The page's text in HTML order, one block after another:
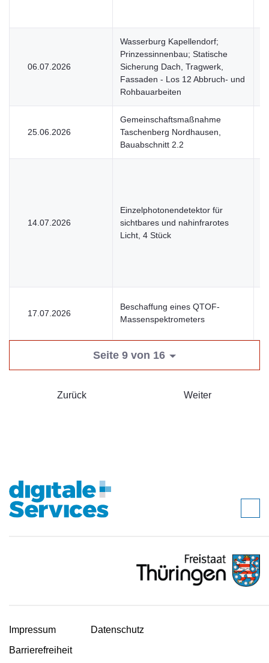
06.07.2026
Wasserburg Kapellendorf;
Prinzessinnenbau; Statische
Sicherung Dach, Tragwerk,
Fassaden - Los 12 Abbruch- und
Rohbauarbeiten
25.06.2026
Gemeinschaftsmaßnahme
Taschenberg Nordhausen,
Bauabschnitt 2.2
14.07.2026
Einzelphotonendetektor für
sichtbares und nahinfrarotes
Licht, 4 Stück
17.07.2026
Beschaffung eines QTOF-
Massenspektrometers
Seite 9 von 16
Zurück Weiter
Impressum
Datenschutz
Barrierefreiheit